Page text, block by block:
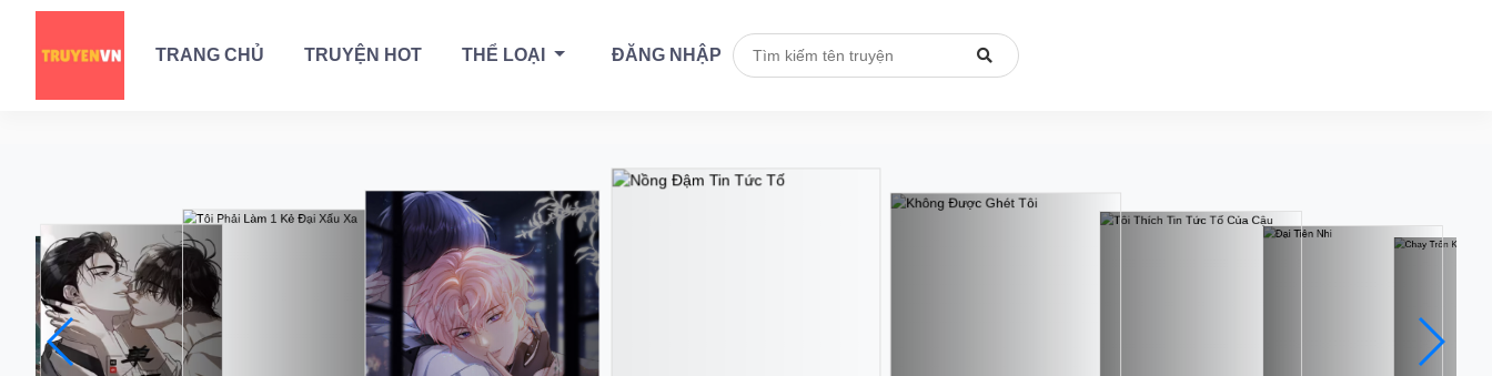
TRANG CHỦ TRUYỆN HOT THỂ LOẠI ĐĂNG NHẬP